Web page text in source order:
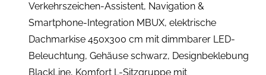
Verkehrszeichen-Assistent, Navigation &
Smartphone-Integration MBUX, elektrische
Dachmarkise 450x300 cm mit dimmbarer LED-
Beleuchtung, Gehäuse schwarz, Designbeklebung
BlackLine, Komfort L-Sitzgruppe mit